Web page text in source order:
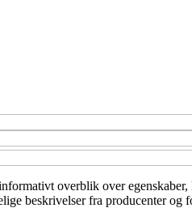
overblik over egenskaber,
beskrivelser fra producenter og